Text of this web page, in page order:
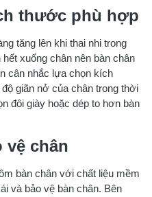
thước phù hợp
tăng lên khi thai nhi trong
xuống chân nên bàn chân
cân nhắc lựa chọn kích
giãn nở của chân trong thời
đôi giày hoặc dép to hơn bàn
vệ chân
bàn chân với chất liệu mềm
và bảo vệ bàn chân. Bên